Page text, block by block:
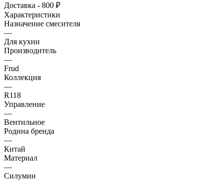
Доставка - 800 ₽
Характеристики
Назначение смесителя
—
Для кухни
Производитель
—
Frud
Коллекция
—
R118
Управление
—
Вентильное
Родина бренда
—
Китай
Материал
—
Силумин